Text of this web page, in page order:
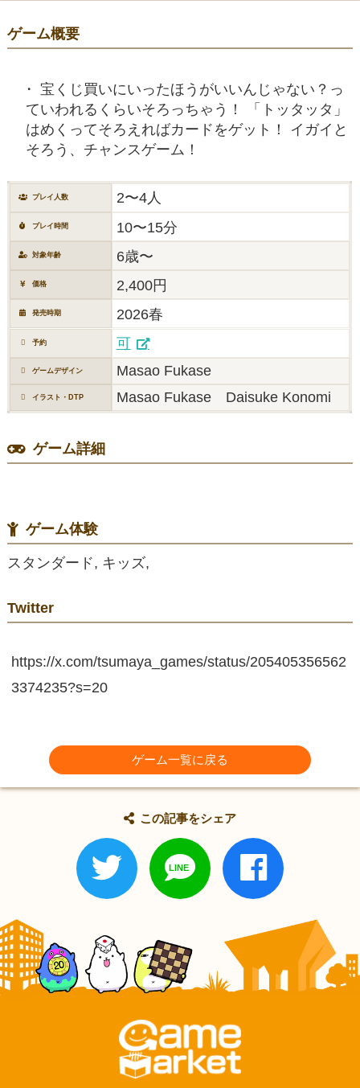
ゲーム概要
宝くじ買いにいったほうがいいんじゃない？っ
ていわれるくらいそろっちゃう！ 「トッタッタ」
はめくってそろえればカードをゲット！ イガイと
そろう、チャンスゲーム！
プレイ人数 2〜4人
プレイ時間 10〜15分
対象年齢 6歳〜
価格 2,400円
発売時期 2026春
予約 可
ゲームデザイン Masao Fukase
イラスト・DTP Masao Fukase Daisuke Konomi
ゲーム詳細
ゲーム体験
スタンダード, キッズ,
Twitter
https://x.com/tsumaya_games/status/205405356562
3374235?s=20
ゲーム一覧に戻る
この記事をシェア